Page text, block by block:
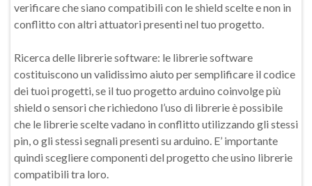
verificare che siano compatibili con le shield scelte e non in
conflitto con altri attuatori presenti nel tuo progetto.
Ricerca delle librerie software: le librerie software
costituiscono un validissimo aiuto per semplificare il codice
dei tuoi progetti, se il tuo progetto arduino coinvolge più
shield o sensori che richiedono l’uso di librerie è possibile
che le librerie scelte vadano in conflitto utilizzando gli stessi
pin, o gli stessi segnali presenti su arduino. E’ importante
quindi scegliere componenti del progetto che usino librerie
compatibili tra loro.